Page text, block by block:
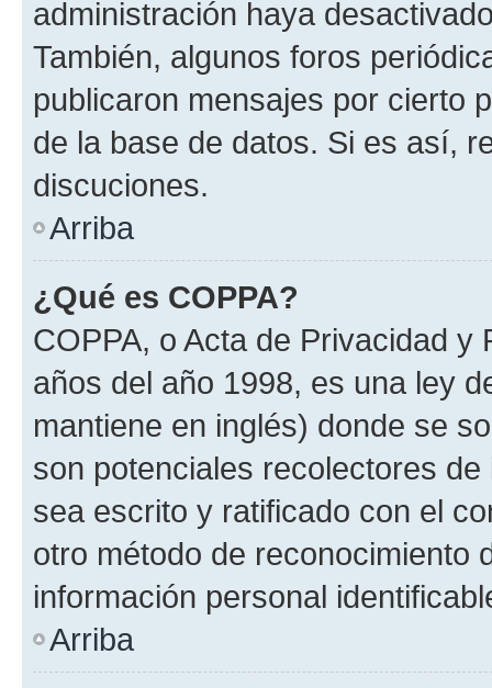
administración haya
También, algunos foros
publicaron mensajes por cierto
de la base de datos. Si es así,
discuciones.
Arriba
¿Qué es COPPA?
COPPA, o Acta de Privacidad
años del año 1998, es una ley
mantiene en inglés) donde se
son potenciales recolectores
sea escrito y ratificado con el
otro método de reconocimiento
información personal
Arriba